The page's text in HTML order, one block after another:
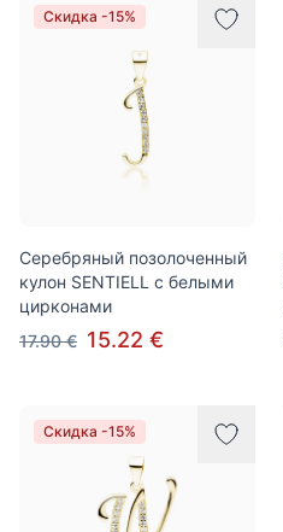
Скидка -15%
Серебряный позолоченный
кулон SENTIELL с белыми
цирконами
17.90 € 15.22 €
Скидка -15%